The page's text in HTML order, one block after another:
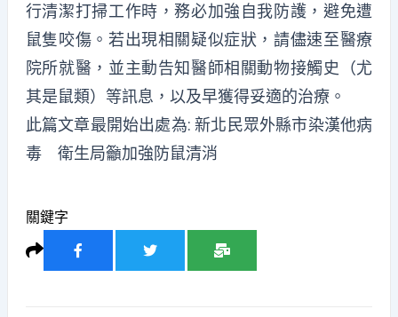
行清潔打掃工作時，務必加強自我防護，避免遭
鼠隻咬傷。若出現相關疑似症狀，請儘速至醫療
院所就醫，並主動告知醫師相關動物接觸史（尤
其是鼠類）等訊息，以及早獲得妥適的治療。
此篇文章最開始出處為:新北民眾外縣市染漢他病
毒 衛生局籲加強防鼠清消
關鍵字